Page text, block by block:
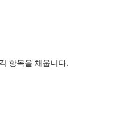
항목을 채웁니다.